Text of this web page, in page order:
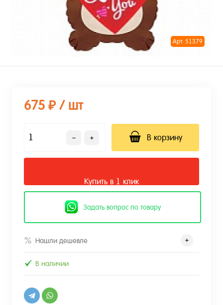
Арт: 51379
675 ₽ / шт
В корзину
Купить в 1 клик
Задать вопрос по товару
Нашли дешевле
В наличии